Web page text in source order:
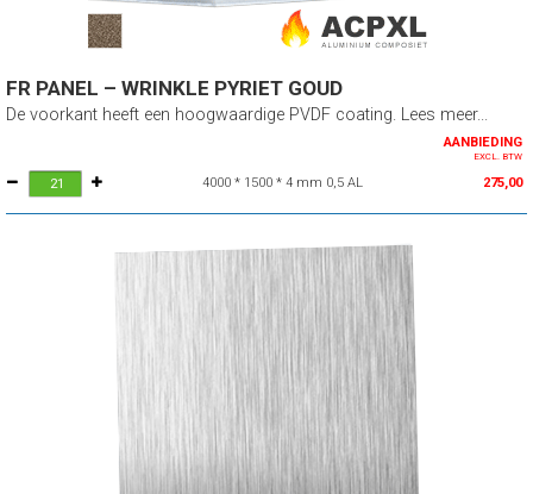
FR PANEL – WRINKLE PYRIET GOUD
De voorkant heeft een hoogwaardige PVDF coating. Lees meer...
AANBIEDING
EXCL. BTW
4000 * 1500 * 4 mm 0,5 AL 275,00